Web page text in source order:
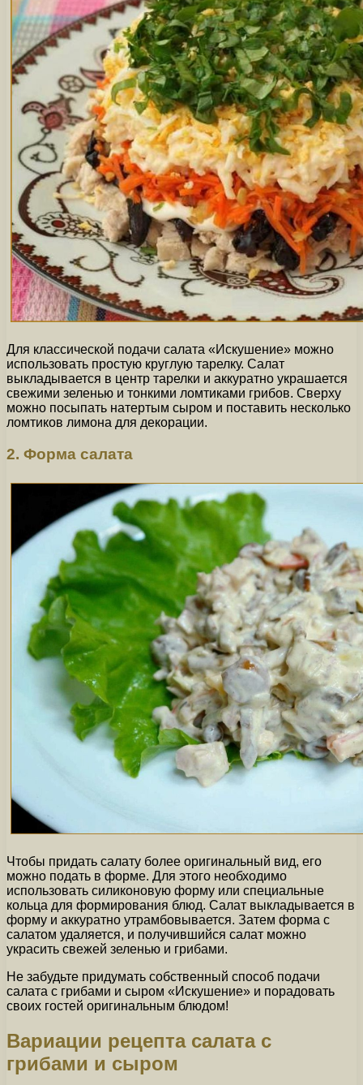
Для классической подачи салата «Искушение» можно
использовать простую круглую тарелку. Салат
выкладывается в центр тарелки и аккуратно украшается
свежими зеленью и тонкими ломтиками грибов. Сверху
можно посыпать натертым сыром и поставить несколько
ломтиков лимона для декорации.
2. Форма салата
Чтобы придать салату более оригинальный вид, его
можно подать в форме. Для этого необходимо
использовать силиконовую форму или специальные
кольца для формирования блюд. Салат выкладывается в
форму и аккуратно утрамбовывается. Затем форма с
салатом удаляется, и получившийся салат можно
украсить свежей зеленью и грибами.
Не забудьте придумать собственный способ подачи
салата с грибами и сыром «Искушение» и порадовать
своих гостей оригинальным блюдом!
Вариации рецепта салата с
грибами и сыром